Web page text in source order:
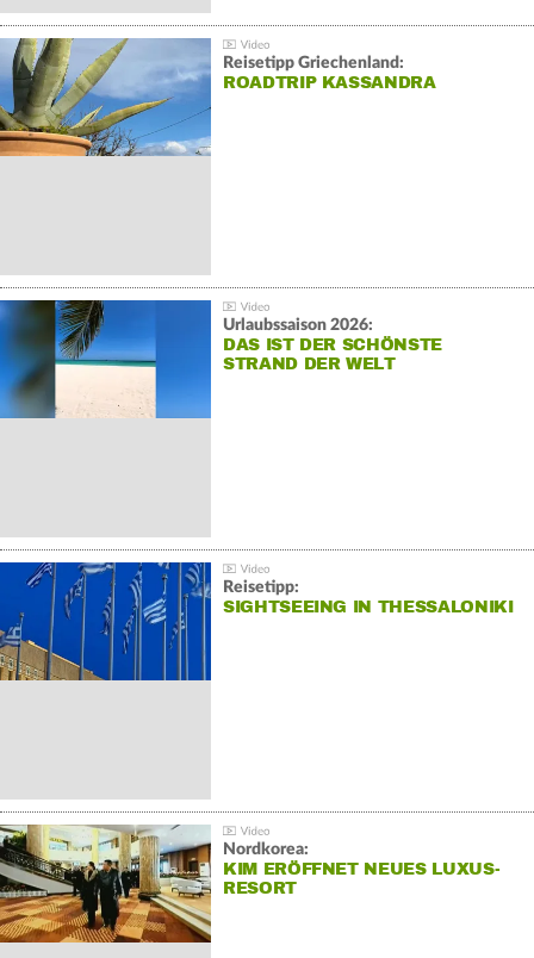
Reisetipp Griechenland:
ROADTRIP KASSANDRA
Urlaubssaison 2026:
DAS IST DER SCHÖNSTE
STRAND DER WELT
Reisetipp:
SIGHTSEEING IN THESSALONIKI
Nordkorea:
KIM ERÖFFNET NEUES LUXUS-
RESORT